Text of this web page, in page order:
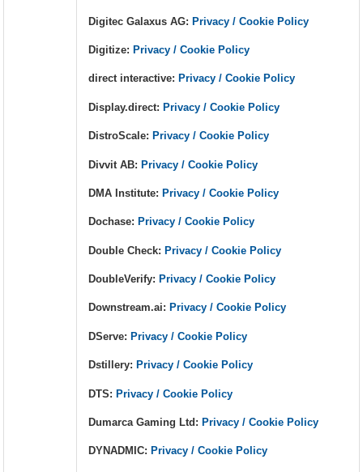
Digitec Galaxus AG:Privacy / Cookie Policy
Digitize: Privacy / Cookie Policy
direct interactive: Privacy / Cookie Policy
Display.direct: Privacy / Cookie Policy
DistroScale: Privacy / Cookie Policy
Divvit AB:Privacy / Cookie Policy
DMA Institute: Privacy / Cookie Policy
Dochase: Privacy / Cookie Policy
Double Check:Privacy / Cookie Policy
DoubleVerify: Privacy / Cookie Policy
Downstream.ai: Privacy / Cookie Policy
DServe: Privacy / Cookie Policy
Dstillery: Privacy / Cookie Policy
DTS:Privacy / Cookie Policy
Dumarca Gaming Ltd: Privacy / Cookie Policy
DYNADMIC: Privacy / Cookie Policy